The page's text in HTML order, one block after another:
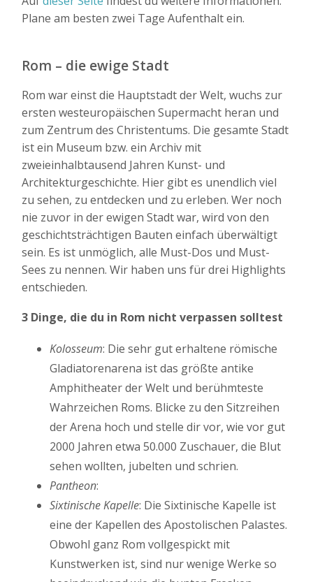
Plane am besten zwei Tage Aufenthalt ein.
Rom – die ewige Stadt
Rom war einst die Hauptstadt der Welt, wuchs zur
ersten westeuropäischen Supermacht heran und
zum Zentrum des Christentums. Die gesamte Stadt
ist ein Museum bzw. ein Archiv mit
zweieinhalbtausend Jahren Kunst- und
Architekturgeschichte. Hier gibt es unendlich viel
zu sehen, zu entdecken und zu erleben. Wer noch
nie zuvor in der ewigen Stadt war, wird von den
geschichtsträchtigen Bauten einfach überwältigt
sein. Es ist unmöglich, alle Must-Dos und Must-
Sees zu nennen. Wir haben uns für drei Highlights
entschieden.
3 Dinge, die du in Rom nicht verpassen solltest
Kolosseum: Die sehr gut erhaltene römische
Gladiatorenarena ist das größte antike
Amphitheater der Welt und berühmteste
Wahrzeichen Roms. Blicke zu den Sitzreihen
der Arena hoch und stelle dir vor, wie vor gut
2000 Jahren etwa 50.000 Zuschauer, die Blut
sehen wollten, jubelten und schrien.
Pantheon:
Sixtinische Kapelle: Die Sixtinische Kapelle ist
eine der Kapellen des Apostolischen Palastes.
Obwohl ganz Rom vollgespickt mit
Kunstwerken ist, sind nur wenige Werke so